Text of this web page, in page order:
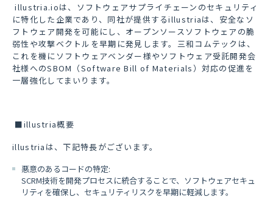
CONTACT
資料ダウンロード
English 採用情報
個人情報保護方針
illustria.ioは、ソフトウェアサプライチェーンのセキュリティ
に特化した企業であり、同社が提供するillustriaは、安全なソ
フトウェア開発を可能にし、オープンソースソフトウェアの脆
弱性や攻撃ベクトルを早期に発見します。三和コムテックは、
これを機にソフトウェアベンダー様やソフトウェア受託開発会
社様へのSBOM （Software Bill of Materials）対応の促進を
一層強化してまいります。
■illustria概要
illustria は、下記特長がございます。
悪意のあるコードの特定:
SCRM技術を開発プロセスに統合することで、ソフトウェアセキュ
リティを確保し、セキュリティリスクを早期に軽減します。